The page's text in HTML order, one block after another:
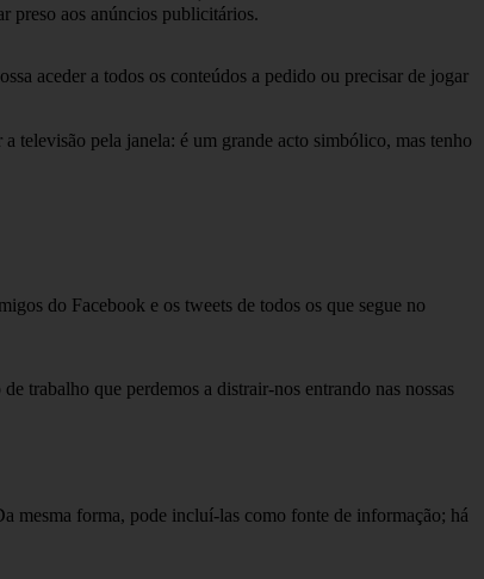
preso aos anúncios publicitários.
aceder a todos os conteúdos a pedido ou precisar de jogar
televisão pela janela: é um grande acto simbólico, mas tenho
do Facebook e os tweets de todos os que segue no
trabalho que perdemos a distrair-nos entrando nas nossas
mesma forma, pode incluí-las como fonte de informação; há